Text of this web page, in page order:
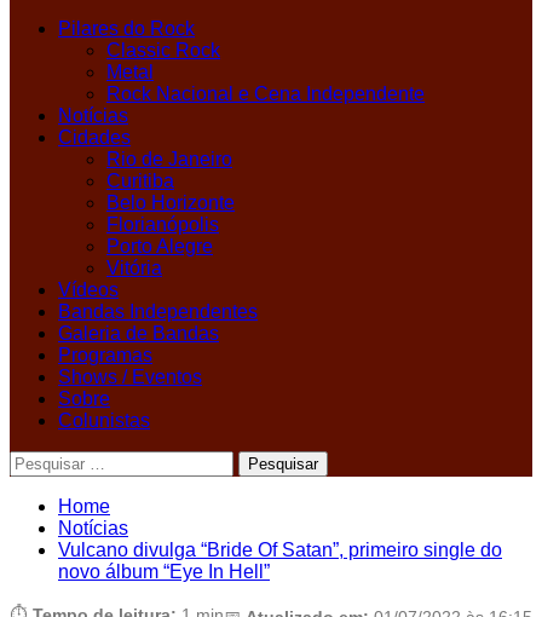
Pilares do Rock
Classic Rock
Metal
Rock Nacional e Cena Independente
Notícias
Cidades
Rio de Janeiro
Curitiba
Belo Horizonte
Florianópolis
Porto Alegre
Vitória
Vídeos
Bandas Independentes
Galeria de Bandas
Programas
Shows / Eventos
Sobre
Colunistas
Pesquisar
por:
Home
Notícias
Vulcano divulga “Bride Of Satan”, primeiro single do
novo álbum “Eye In Hell”